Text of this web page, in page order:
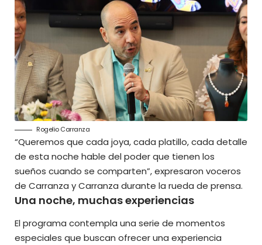
Rogelio Carranza
“Queremos que cada joya, cada platillo, cada detalle
de esta noche hable del poder que tienen los
sueños cuando se comparten”, expresaron voceros
de Carranza y Carranza durante la rueda de prensa.
Una noche, muchas experiencias
El programa contempla una serie de momentos
especiales que buscan ofrecer una experiencia